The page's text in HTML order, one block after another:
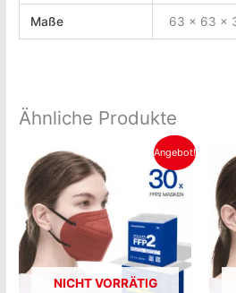
Maße 63 × 63 ×
Ähnliche Produkte
Angebot!
NICHT VORRÄTIG
Preis
war:
€21.99
Preis
ist:
€14.99.